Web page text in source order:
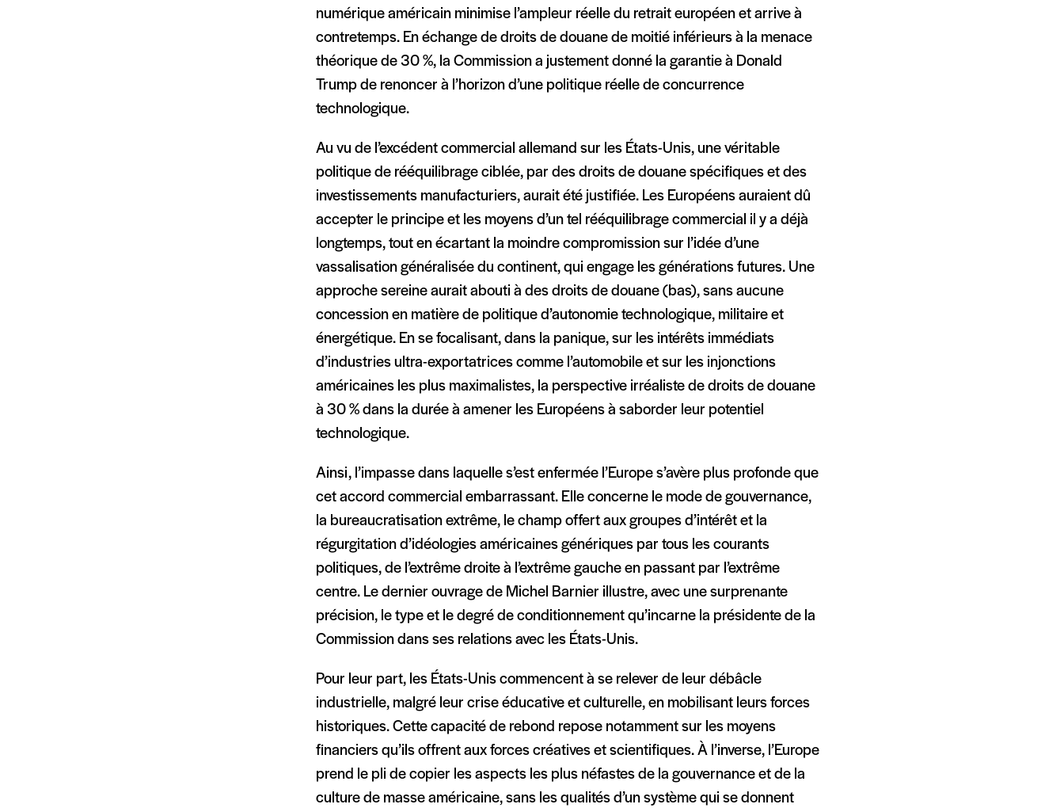
numérique américain minimise l’ampleur réelle du retrait européen et arrive à
contretemps. En échange de droits de douane de moitié inférieurs à la menace
théorique de 30 %, la Commission a justement donné la garantie à Donald
Trump de renoncer à l’horizon d’une politique réelle de concurrence
technologique.
Au vu de l’excédent commercial allemand sur les États-Unis, une véritable
politique de rééquilibrage ciblée, par des droits de douane spécifiques et des
investissements manufacturiers, aurait été justifiée. Les Européens auraient dû
accepter le principe et les moyens d’un tel rééquilibrage commercial il y a déjà
longtemps, tout en écartant la moindre compromission sur l’idée d’une
vassalisation généralisée du continent, qui engage les générations futures. Une
approche sereine aurait abouti à des droits de douane (bas), sans aucune
concession en matière de politique d’autonomie technologique, militaire et
énergétique. En se focalisant, dans la panique, sur les intérêts immédiats
d’industries ultra-exportatrices comme l’automobile et sur les injonctions
américaines les plus maximalistes, la perspective irréaliste de droits de douane
à 30 % dans la durée à amener les Européens à saborder leur potentiel
technologique.
Ainsi, l’impasse dans laquelle s’est enfermée l’Europe s’avère plus profonde que
cet accord commercial embarrassant. Elle concerne le mode de gouvernance,
la bureaucratisation extrême, le champ offert aux groupes d’intérêt et la
régurgitation d’idéologies américaines génériques par tous les courants
politiques, de l’extrême droite à l’extrême gauche en passant par l’extrême
centre. Le dernier ouvrage de Michel Barnier illustre, avec une surprenante
précision, le type et le degré de conditionnement qu’incarne la présidente de la
Commission dans ses relations avec les États-Unis.
Pour leur part, les États-Unis commencent à se relever de leur débâcle
industrielle, malgré leur crise éducative et culturelle, en mobilisant leurs forces
historiques. Cette capacité de rebond repose notamment sur les moyens
financiers qu’ils offrent aux forces créatives et scientifiques. À l’inverse, l’Europe
prend le pli de copier les aspects les plus néfastes de la gouvernance et de la
culture de masse américaine, sans les qualités d’un système qui se donnent